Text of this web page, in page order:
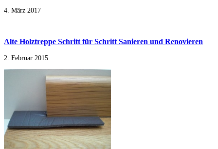
4. März 2017
Alte Holztreppe Schritt für Schritt Sanieren und Renovieren
2. Februar 2015